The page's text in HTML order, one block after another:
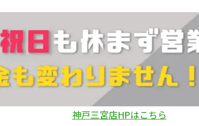
神戸三宮店HPはこちら